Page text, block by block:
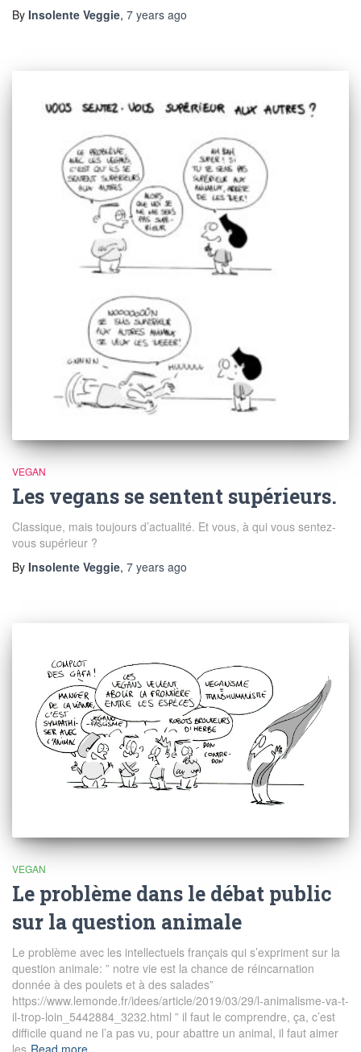
By Insolente Veggie, 7 years ago
VEGAN
Les vegans se sentent supérieurs.
Classique, mais toujours d’actualité. Et vous, à qui vous sentez-
vous supérieur ?
By Insolente Veggie, 7 years ago
VEGAN
Le problème dans le débat public
sur la question animale
Le problème avec les intellectuels français qui s’expriment sur la
question animale: ” notre vie est la chance de réincarnation
donnée à des poulets et à des salades”
https://www.lemonde.fr/idees/article/2019/03/29/l-animalisme-va-t-
il-trop-loin_5442884_3232.html ” il faut le comprendre, ça, c’est
difficile quand ne l’a pas vu, pour abattre un animal, il faut aimer